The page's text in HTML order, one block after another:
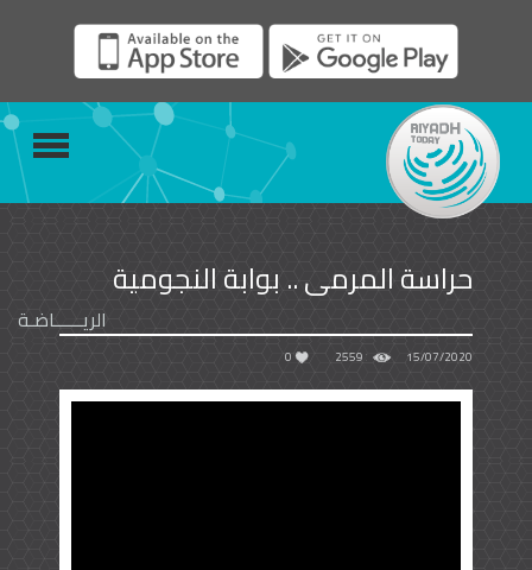
حراسة المرمى .. بوابة النجومية
الريــــــاضـة
15/07/2020
2559
0